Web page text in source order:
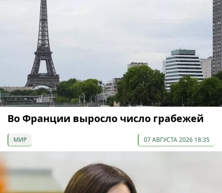
Во Франции выросло число грабежей
МИР 07 АВГУСТА 2026 18:35